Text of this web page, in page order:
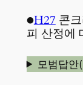
●H27 콘
피 산정에
모범답